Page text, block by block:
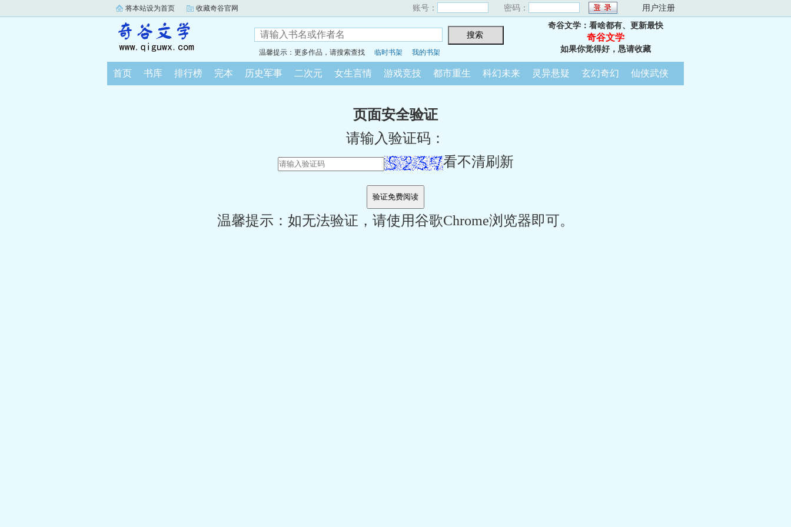
将本站设为首页 收藏奇谷官网 账号： 密码： 用户注册
温馨提示：更多作品，请搜索查找 临时书架 我的书架
奇谷文学：看啥都有、更新最快
奇谷文学
如果你觉得好，恳请收藏
首页 书库 排行榜 完本 历史军事 二次元 女生言情 游戏竞技 都市重生 科幻未来 灵异悬疑 玄幻奇幻 仙侠武侠
页面安全验证
请输入验证码：
看不清刷新
温馨提示：如无法验证，请使用谷歌Chrome浏览器即可。